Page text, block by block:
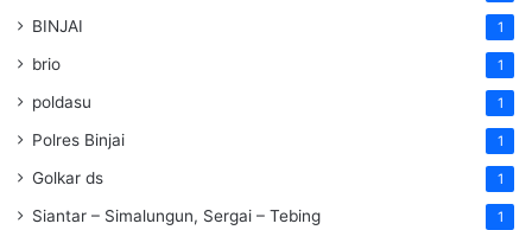
BINJAI 1
brio 1
poldasu 1
Polres Binjai 1
Golkar ds 1
Siantar – Simalungun, Sergai – Tebing 1